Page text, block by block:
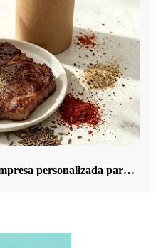
Coctelera de tubo de papel impresa personalizada para especias | Solución de envasado de especias sostenible